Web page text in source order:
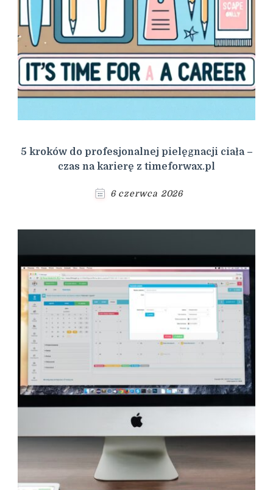
5 kroków do profesjonalnej pielęgnacji ciała –
czas na karierę z timeforwax.pl
6 czerwca 2026